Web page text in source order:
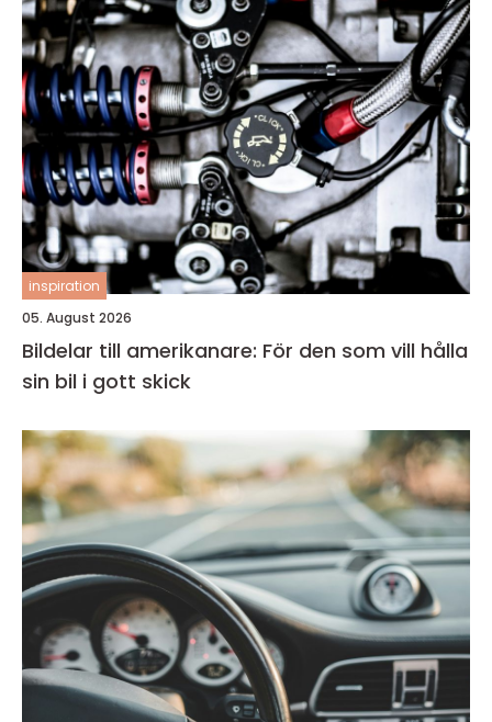
inspiration
05. August 2026
Bildelar till amerikanare: För den som vill hålla
sin bil i gott skick